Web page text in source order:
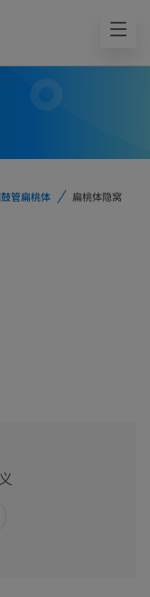
管扁桃体 扁桃体隐窝